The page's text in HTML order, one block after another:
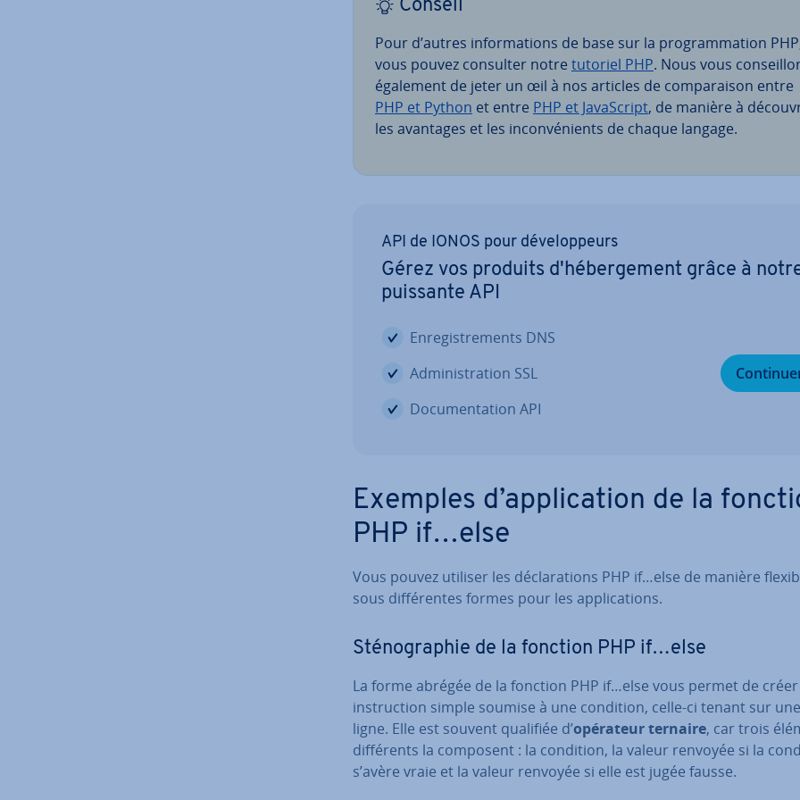
Conseil
Pour d’autres in­for­ma­tions de base sur la pro­gram­ma­tion
vous pouvez consulter notre tutoriel PHP. Nous vous
également de jeter un œil à nos articles de com­pa­rai­son entre
PHP et Python et entre PHP et Ja­vaS­cript, de manière à
les avantages et les in­con­vé­nients de chaque langage.
API de IONOS pour dé­ve­lop­peurs
Gérez vos produits d'hé­ber­ge­ment grâce à
puissante API
En­re­gis­tre­ments DNS
Ad­mi­nis­tra­tion SSL
Do­cu­men­ta­tion API
Exemples d’ap­pli­ca­tion de la
PHP if…else
Vous pouvez utiliser les dé­cla­ra­tions PHP if…else de manière
sous dif­fé­rentes formes pour les ap­pli­ca­tions.
Sté­no­gra­phie de la fonction PHP if…else
La forme abrégée de la fonction PHP if…else vous permet de
ins­truc­tion simple soumise à une condition, celle-ci tenant sur
ligne. Elle est souvent qualifiée d’opérateur ternaire, car trois
dif­fé­rents la composent : la condition, la valeur renvoyée si la
s’avère vraie et la valeur renvoyée si elle est jugée fausse.